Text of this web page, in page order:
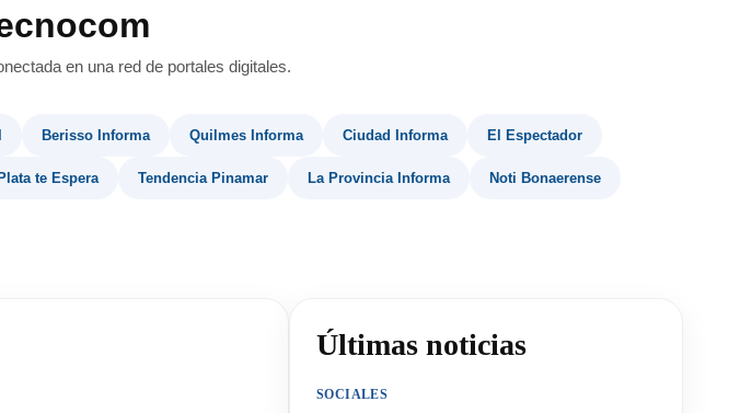
en una red de portales digitales.
Berisso Informa Quilmes Informa Ciudad Informa El Espectador
te Espera Tendencia Pinamar La Provincia Informa Noti Bonaerense
Últimas noticias
SOCIALES